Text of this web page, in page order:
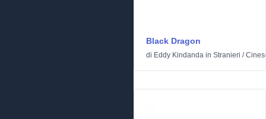
Black Dragon
di Eddy Kindanda in Stranieri /